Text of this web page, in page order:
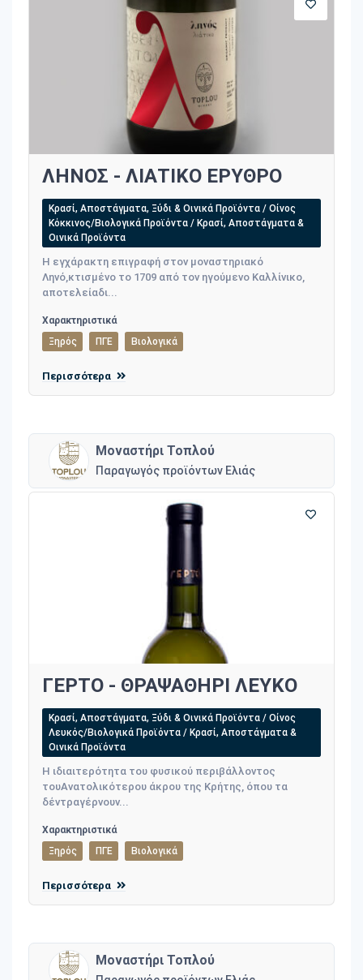
ΛΗΝΟΣ - ΛΙΑΤΙΚΟ ΕΡΥΘΡΟ
Κρασί, Αποστάγματα, Ξύδι & Οινικά Προϊόντα / Οίνος
Κόκκινος/Βιολογικά Προϊόντα / Κρασί, Αποστάγματα &
Οινικά Προϊόντα
Η εγχάρακτη επιγραφή στον μοναστηριακό
Ληνό,κτισμένο το 1709 από τον ηγούμενο Καλλίνικο,
αποτελείαδι...
Χαρακτηριστικά
Ξηρός
ΠΓΕ Βιολογικά
Περισσότερα
Μοναστήρι Τοπλού
Παραγωγός προϊόντων Ελιάς
ΓΕΡΤΟ - ΘΡΑΨΑΘΗΡΙ ΛΕΥΚΟ
Κρασί, Αποστάγματα, Ξύδι & Οινικά Προϊόντα / Οίνος
Λευκός/Βιολογικά Προϊόντα / Κρασί, Αποστάγματα &
Οινικά Προϊόντα
Η ιδιαιτερότητα του φυσικού περιβάλλοντος
τουΑνατολικότερου άκρου της Κρήτης, όπου τα
δέντραγέρνουν...
Χαρακτηριστικά
Ξηρός
ΠΓΕ Βιολογικά
Περισσότερα
Μοναστήρι Τοπλού